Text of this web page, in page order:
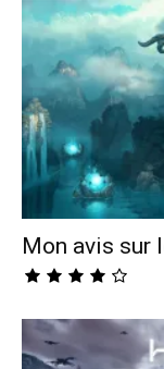
Mon avis sur